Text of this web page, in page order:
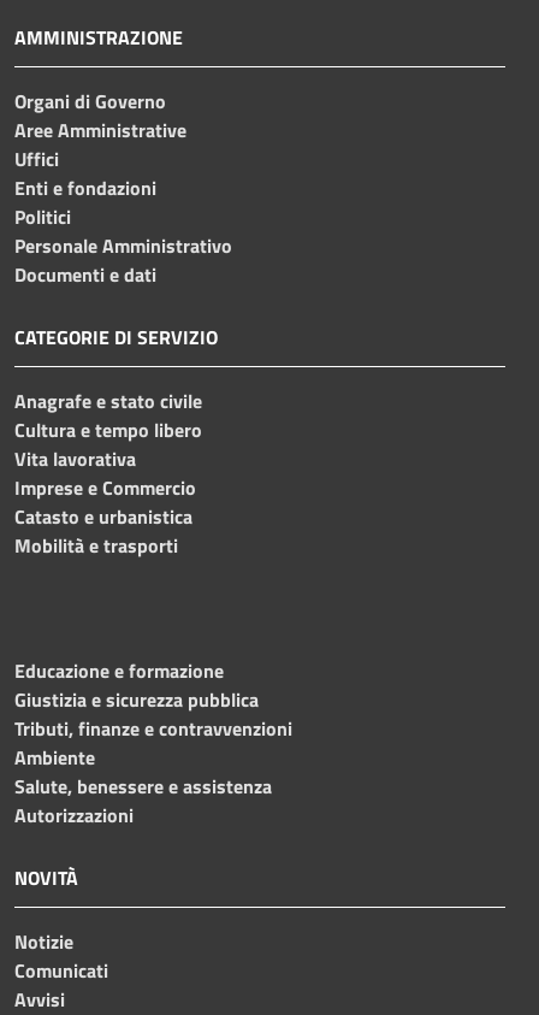
AMMINISTRAZIONE
Organi di Governo
Aree Amministrative
Uffici
Enti e fondazioni
Politici
Personale Amministrativo
Documenti e dati
CATEGORIE DI SERVIZIO
Anagrafe e stato civile
Cultura e tempo libero
Vita lavorativa
Imprese e Commercio
Catasto e urbanistica
Mobilità e trasporti
Educazione e formazione
Giustizia e sicurezza pubblica
Tributi, finanze e contravvenzioni
Ambiente
Salute, benessere e assistenza
Autorizzazioni
NOVITÀ
Notizie
Comunicati
Avvisi